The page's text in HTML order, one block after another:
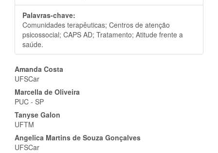
Palavras-chave:
Comunidades terapêuticas; Centros de atenção
psicossocial; CAPS AD; Tratamento; Atitude frente a
saúde.
Conteúdo
do
artigo
principal
Amanda Costa
UFSCar
Marcella de Oliveira
PUC - SP
Tanyse Galon
UFTM
Angelica Martins de Souza Gonçalves
UFSCar